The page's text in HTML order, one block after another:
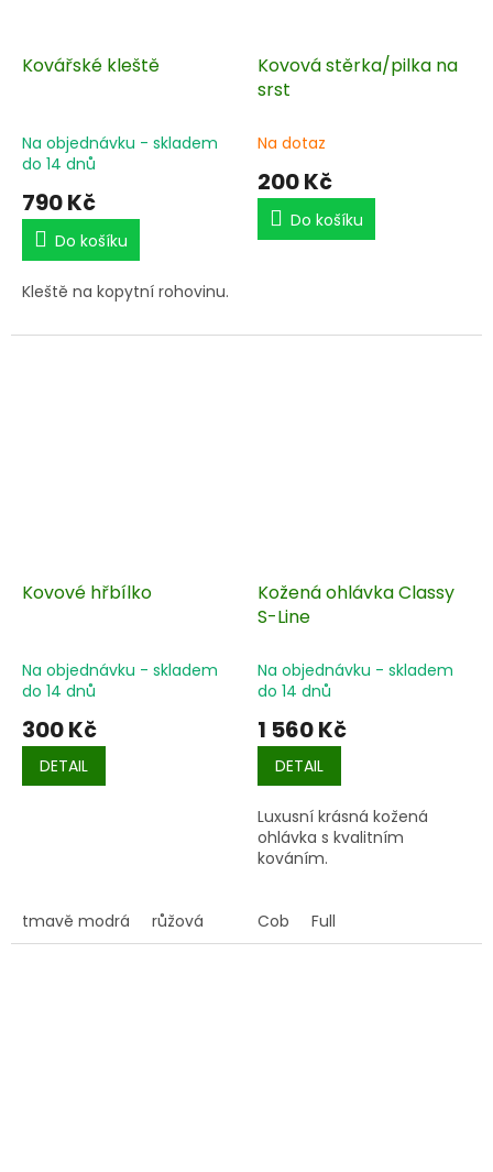
Kovářské kleště
Na objednávku - skladem
do 14 dnů
790 Kč
Do košíku
Kleště na kopytní rohovinu.
Kovová stěrka/pilka na
srst
Na dotaz
200 Kč
Do košíku
Kovové hřbílko
Na objednávku - skladem
do 14 dnů
300 Kč
DETAIL
tmavě modrá růžová
Kožená ohlávka Classy
S-Line
Na objednávku - skladem
do 14 dnů
1 560 Kč
DETAIL
Luxusní krásná kožená
ohlávka s kvalitním
kováním.
Cob Full